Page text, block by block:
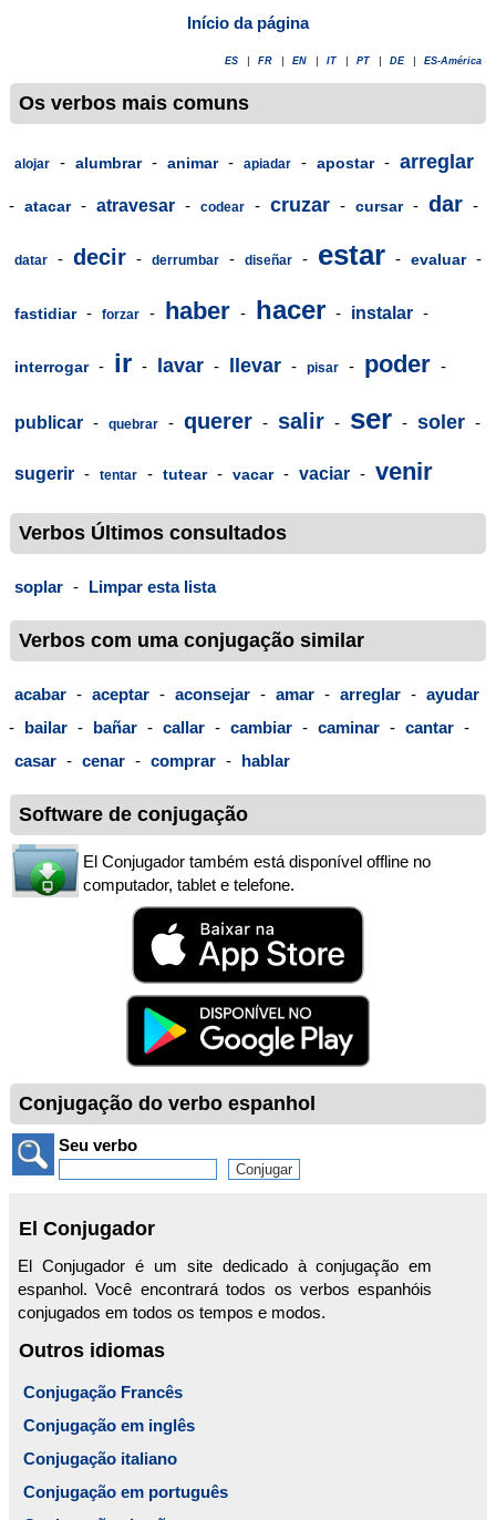
Início da página
ES FR EN IT PT DE ES-América
Os verbos mais comuns
alojar - alumbrar - animar - apiadar - apostar - arreglar
- atacar - atravesar - codear - cruzar - cursar - dar -
datar - decir - derrumbar - diseñar - estar - evaluar -
fastidiar - forzar - haber - hacer - instalar -
interrogar - ir - lavar - llevar - pisar - poder -
publicar - quebrar - querer - salir - ser - soler -
sugerir - tentar - tutear - vacar - vaciar - venir
Verbos Últimos consultados
soplar - Limpar esta lista
Verbos com uma conjugação similar
acabar - aceptar - aconsejar - amar - arreglar - ayudar
- bailar - bañar - callar - cambiar - caminar - cantar -
casar - cenar - comprar - hablar
Software de conjugação
El Conjugador também está disponível offline no
computador, tablet e telefone.
Conjugação do verbo espanhol
Seu verbo
El Conjugador
El Conjugador é um site dedicado à conjugação em
espanhol. Você encontrará todos os verbos espanhóis
conjugados em todos os tempos e modos.
Outros idiomas
Conjugação Francês
Conjugação em inglês
Conjugação italiano
Conjugação em português